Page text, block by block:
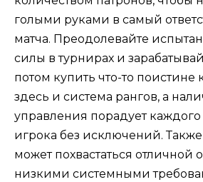
голыми руками в самый
матча. Преодолевайте
силы в турнирах и
потом купить что-то поистине
здесь и система рангов, а
управления порадует
игрока без исключений.
может похвастаться отличной
низкими системными